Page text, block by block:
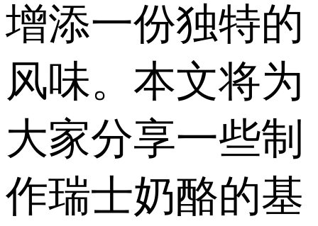
增添一份独特的
风味。本文将为
大家分享一些制
作瑞士奶酪的基